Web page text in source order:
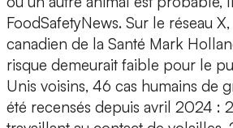
FoodSafetyNews. Sur le réseau
canadien de la Santé Mark
risque demeurait faible pour le
Unis voisins, 46 cas humains de
été recensés depuis avril 2024 :